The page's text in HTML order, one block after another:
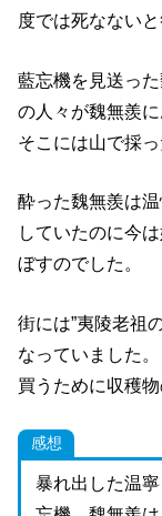
度では死なないと
藍忘機を見送っ
の人々が魏無羨
そこには山で採
酔った魏無羨は
していたのに今
ぼすのでした。
街には”夷陵老祖
なっていました
買うために収穫
感想
暴れ出した温